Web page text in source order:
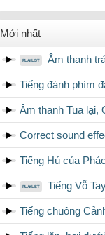
Mới nhất
Âm thanh
Tiếng đánh phím
Âm thanh Tua lại,
Correct sound
Tiếng Hú của
Tiếng Vỗ
Tiếng chuông